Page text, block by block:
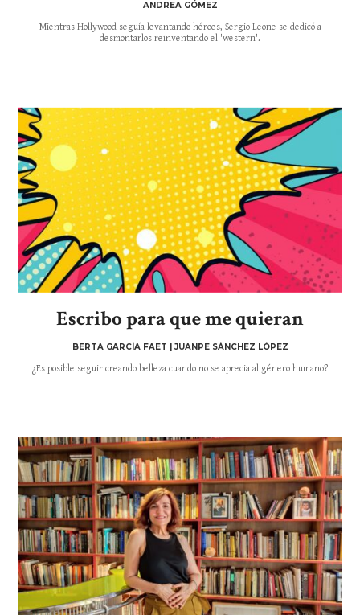
ANDREA GÓMEZ
Mientras Hollywood seguía levantando héroes, Sergio Leone se dedicó a
desmontarlos reinventando el 'western'.
Escribo para que me quieran
BERTA GARCÍA FAET | JUANPE SÁNCHEZ LÓPEZ
¿Es posible seguir creando belleza cuando no se aprecia al género humano?